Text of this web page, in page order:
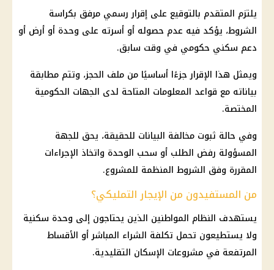
يلتزم المتقدم بالتوقيع على إقرار رسمي مرفق بكراسة
الشروط، يؤكد فيه عدم حصوله أو أسرته على وحدة أو أرض أو
دعم سكني حكومي في وقت سابق.
ويمثل هذا الإقرار جزءًا أساسيًا من ملف الحجز، وتتم مطابقة
بياناته مع قواعد المعلومات المتاحة لدى الجهات الحكومية
المختصة.
وفي حالة ثبوت مخالفة البيانات للحقيقة، يحق للجهة
المسؤولة رفض الطلب أو سحب الوحدة واتخاذ الإجراءات
المقررة وفق الشروط المنظمة للمشروع.
من المستفيدون من الإيجار التمليكي؟
يستهدف النظام المواطنين الذين يحتاجون إلى وحدة سكنية
ولا يستطيعون تحمل تكلفة الشراء المباشر أو الأقساط
المرتفعة في مشروعات الإسكان التقليدية.